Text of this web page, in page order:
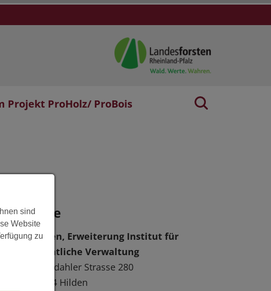
Projekt ProHolz/ ProBois
Lage
Hilden, Erweiterung Institut für
öffentliche Verwaltung
Hochdahler Strasse 280
40724 Hilden
sind
Website
zu